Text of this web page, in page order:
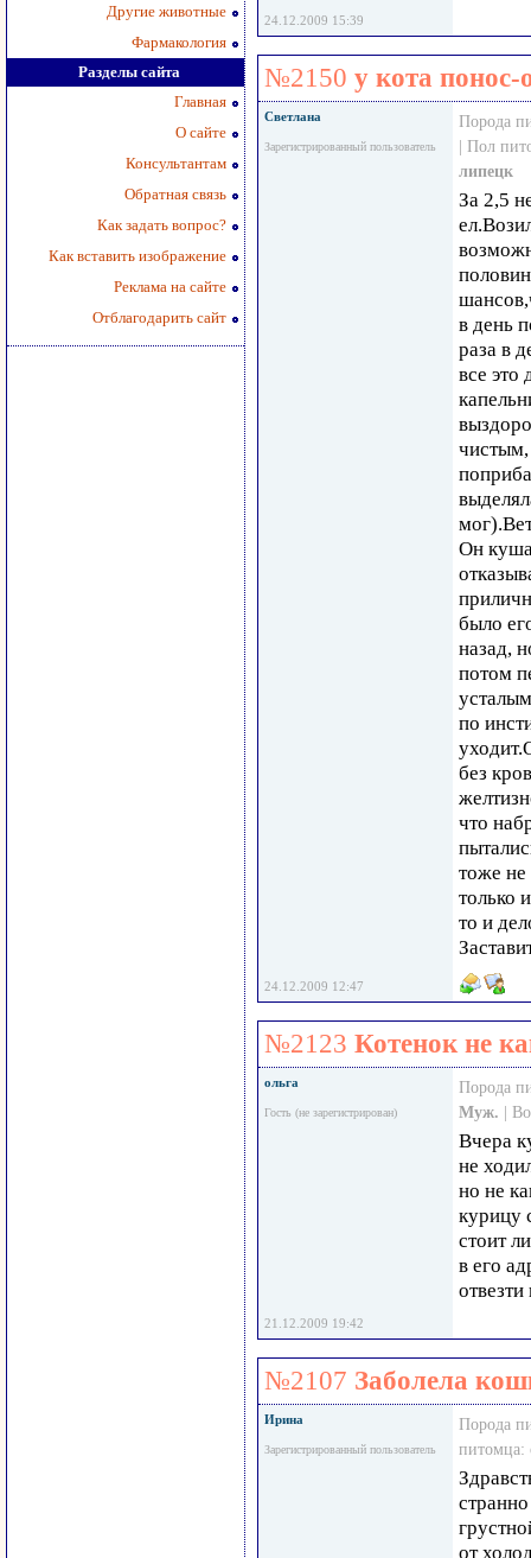
Другие животные
Фармакология
Разделы сайта
Главная
О сайте
Консультантам
Обратная связь
Как задать вопрос?
Как вставить изображение
Реклама на сайте
Отблагодарить сайт
24.12.2009 15:39
№2150 у кота понос-
Светлана
Зарегистрированный пользователь
Порода
| Пол
липецк
За 2,5
в день
раза в
все это
чистым,
Он
было
назад,
потом
по
без
что
тоже не
только
то и
24.12.2009 12:47
№2123 Котенок не
ольга
Гость (не зарегистрирован)
Порода
Муж. |
Вчера
не
но не
курицу
стоит
в его
21.12.2009 19:42
№2107 Заболела
Ирина
Зарегистрированный пользователь
Порода
питомца:
от